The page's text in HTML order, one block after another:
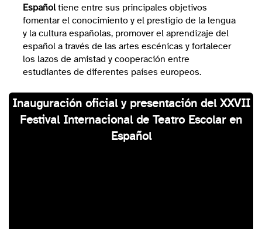
Españoltiene entre sus principales objetivos
fomentar el conocimiento y el prestigio de la lengua
y la cultura españolas, promover el aprendizaje del
español a través de las artes escénicas y fortalecer
los lazos de amistad y cooperación entre
estudiantes de diferentes países europeos.
Inauguración oficial y presentación del XXVII
Festival Internacional de Teatro Escolar en
Español